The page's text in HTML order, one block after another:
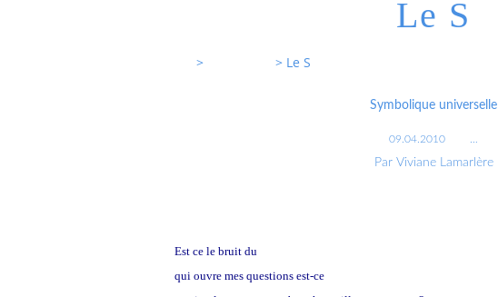
Le S
> > Le S
Symbolique universelle
09.04.2010
Par Viviane Lamarlère
Est ce le bruit du
qui ouvre mes questions est-ce